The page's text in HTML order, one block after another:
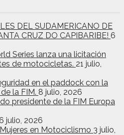
DEL SUDAMERICANO DE
CRUZ DO CAPIBARIBE! 6
Series lanza una licitación
de motocicletas. 21 julio,
en el paddock con la
la FIM. 8 julio, 2026
presidente de la FIM Europa
6 julio, 2026
en Motociclismo 3 julio,